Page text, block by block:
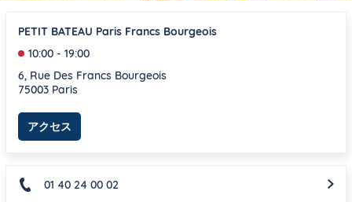
PETIT BATEAU Paris Francs Bourgeois
10:00 - 19:00
6, Rue Des Francs Bourgeois
75003 Paris
アクセス
01 40 24 00 02